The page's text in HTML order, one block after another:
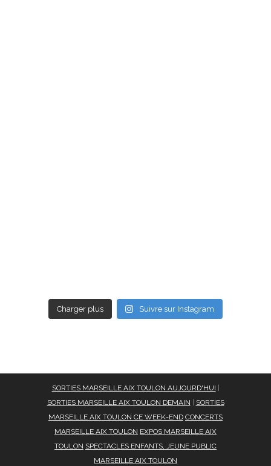
Charger plus Suivre sur Instagram
SORTIES MARSEILLE AIX TOULON AUJOURD'HUI
SORTIES MARSEILLE AIX TOULON DEMAIN
SORTIES
MARSEILLE AIX TOULON CE WEEK-END CONCERTS
MARSEILLE AIX TOULON EXPOS MARSEILLE AIX
TOULON SPECTACLES ENFANTS, JEUNE PUBLIC
MARSEILLE AIX TOULON